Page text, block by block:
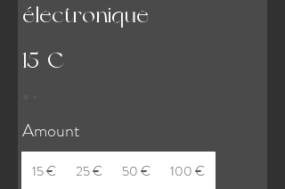
électronique
15 €
Amount
15 € 25 € 50 €
100 €